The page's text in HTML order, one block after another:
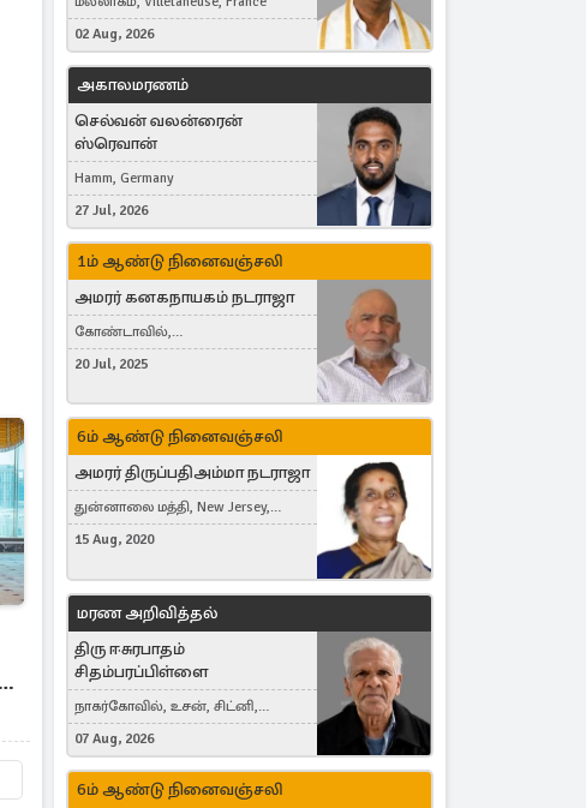
02 Aug, 2026
அகாலமரணம்
செல்வன் வலன்ரைன்
ஸ்ரெவான்
Hamm, Germany
27 Jul, 2026
1ம் ஆண்டு நினைவஞ்சலி
அமரர் கனகநாயகம் நடராஜா
கோண்டாவில்,
புன்னாலைக்கட்டுவன், சவுதி
Germany, Brampton, Canada
20 Jul, 2025
6ம் ஆண்டு நினைவஞ்சலி
அமரர் திருப்பதிஅம்மா நடராஜா
துன்னாலை மத்தி, New Jersey,
United States, Toronto, Canada
15 Aug, 2020
மரண அறிவித்தல்
திரு ஈசுரபாதம்
சிதம்பரப்பிள்ளை
நாகர்கோவில், உசன், சிட்னி,
Australia
07 Aug, 2026
6ம் ஆண்டு நினைவஞ்சலி